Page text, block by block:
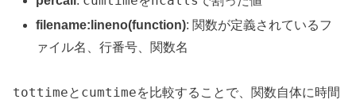
filename:lineno(function): 関数が定義されているフ
ァイル名、行番号、関数名
tottimeと cumtimeを比較することで、関数自体に時間